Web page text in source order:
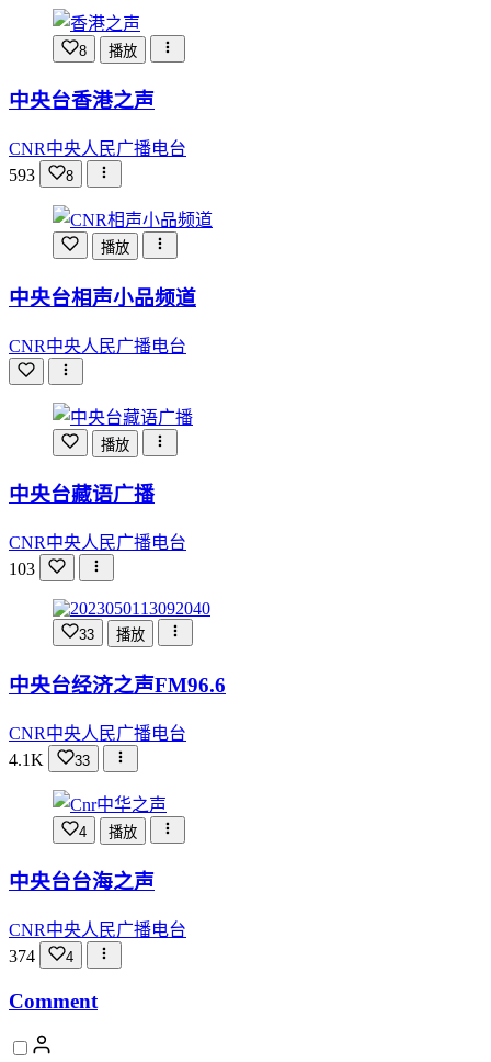
8 播放
中央台香港之声
CNR中央人民广播电台
593
8
播放
中央台相声小品频道
CNR中央人民广播电台
播放
中央台藏语广播
CNR中央人民广播电台
103
33 播放
中央台经济之声FM96.6
CNR中央人民广播电台
4.1K
33
4 播放
中央台台海之声
CNR中央人民广播电台
374
4
Comment